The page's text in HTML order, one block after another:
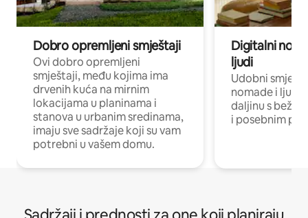
Dobro opremljeni smještaji
Ovi dobro opremljeni
smještaji, među kojima ima
drvenih kuća na mirnim
lokacijama u planinama i
stanova u urbanim sredinama,
imaju sve sadržaje koji su vam
potrebni u vašem domu.
Digitalni
ljudi
Udobni
nomade i ljude
daljinu s
i posebnim